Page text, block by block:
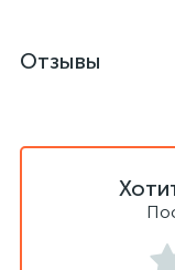
Отзывы